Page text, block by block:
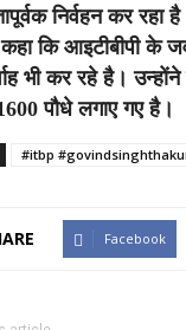
निर्वहन कर रहा
कि आइटीबीपी के
भी कर रहे है।
पौधे लगाए गए है।
#itbp
Facebook